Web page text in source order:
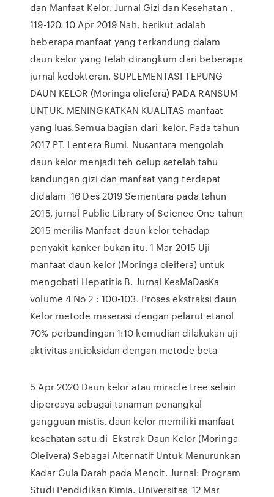
dan Manfaat Kelor. Jurnal Gizi dan Kesehatan ,
119-120. 10 Apr 2019 Nah, berikut adalah
beberapa manfaat yang terkandung dalam
daun kelor yang telah dirangkum dari beberapa
jurnal kedokteran. SUPLEMENTASI TEPUNG
DAUN KELOR (Moringa oliefera) PADA RANSUM
UNTUK. MENINGKATKAN KUALITAS manfaat
yang luas.Semua bagian dari kelor. Pada tahun
2017 PT. Lentera Bumi. Nusantara mengolah
daun kelor menjadi teh celup setelah tahu
kandungan gizi dan manfaat yang terdapat
didalam 16 Des 2019 Sementara pada tahun
2015, jurnal Public Library of Science One tahun
2015 merilis Manfaat daun kelor tehadap
penyakit kanker bukan itu. 1 Mar 2015 Uji
manfaat daun kelor (Moringa oleifera) untuk
mengobati Hepatitis B. Jurnal KesMaDasKa
volume 4 No 2 : 100-103. Proses ekstraksi daun
Kelor metode maserasi dengan pelarut etanol
70% perbandingan 1:10 kemudian dilakukan uji
aktivitas antioksidan dengan metode beta
5 Apr 2020 Daun kelor atau miracle tree selain
dipercaya sebagai tanaman penangkal
gangguan mistis, daun kelor memiliki manfaat
kesehatan satu di Ekstrak Daun Kelor (Moringa
Oleivera) Sebagai Alternatif Untuk Menurunkan
Kadar Gula Darah pada Mencit. Jurnal: Program
Studi Pendidikan Kimia. Universitas 12 Mar